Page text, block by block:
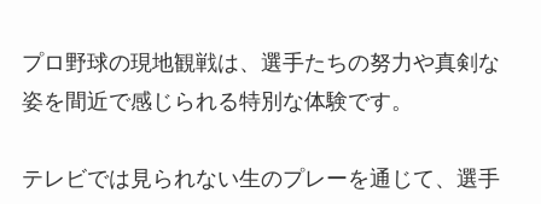
プロ野球の現地観戦は、選手たちの努力や真剣な
姿を間近で感じられる特別な体験です。
テレビでは見られない生のプレーを通じて、選手